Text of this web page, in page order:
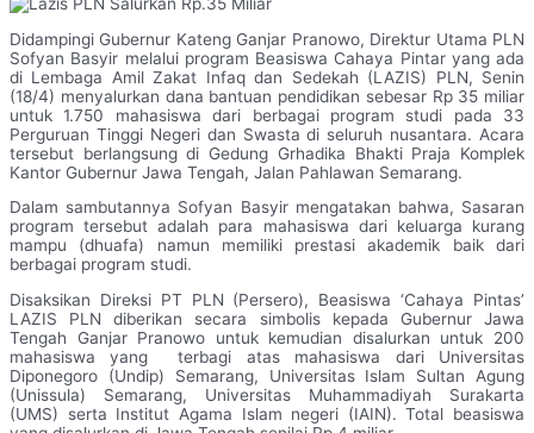
Didampingi Gubernur Kateng Ganjar Pranowo, Direktur Utama PLN
Sofyan Basyir melalui program Beasiswa Cahaya Pintar yang ada
di Lembaga Amil Zakat Infaq dan Sedekah (LAZIS) PLN, Senin
(18/4) menyalurkan dana bantuan pendidikan sebesar Rp 35 miliar
untuk 1.750 mahasiswa dari berbagai program studi pada 33
Perguruan Tinggi Negeri dan Swasta di seluruh nusantara. Acara
tersebut berlangsung di Gedung Grhadika Bhakti Praja Komplek
Kantor Gubernur Jawa Tengah, Jalan Pahlawan Semarang.
Dalam sambutannya Sofyan Basyir mengatakan bahwa, Sasaran
program tersebut adalah para mahasiswa dari keluarga kurang
mampu (dhuafa) namun memiliki prestasi akademik baik dari
berbagai program studi.
Disaksikan Direksi PT PLN (Persero), Beasiswa ‘Cahaya Pintas’
LAZIS PLN diberikan secara simbolis kepada Gubernur Jawa
Tengah Ganjar Pranowo untuk kemudian disalurkan untuk 200
mahasiswa yang terbagi atas mahasiswa dari Universitas
Diponegoro (Undip) Semarang, Universitas Islam Sultan Agung
(Unissula) Semarang, Universitas Muhammadiyah Surakarta
(UMS) serta Institut Agama Islam negeri (IAIN). Total beasiswa